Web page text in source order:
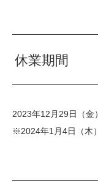
休業期間
2023年12月29日（金
※2024年1月4日（木